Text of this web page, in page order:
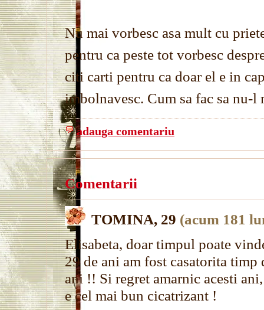
Nu mai vorbesc asa mult cu
pentru ca peste tot vorbesc
citi carti pentru ca doar el e in
imbolnavesc. Cum sa fac sa nu-l
adauga comentariu
Comentarii
TOMINA, 29 (acum 181
Elisabeta, doar timpul poate
29 de ani am fost casatorita
ani !! Si regret amarnic acesti
e cel mai bun cicatrizant !